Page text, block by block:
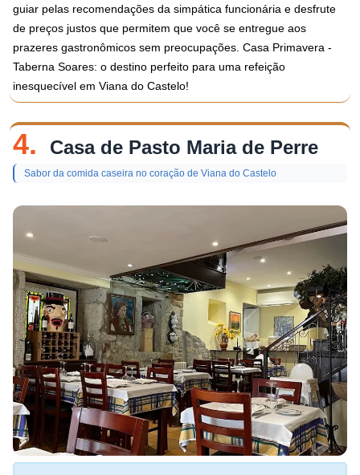
guiar pelas recomendações da simpática funcionária e desfrute
de preços justos que permitem que você se entregue aos
prazeres gastronômicos sem preocupações. Casa Primavera -
Taberna Soares: o destino perfeito para uma refeição
inesquecível em Viana do Castelo!
4. Casa de Pasto Maria de Perre
Sabor da comida caseira no coração de Viana do Castelo